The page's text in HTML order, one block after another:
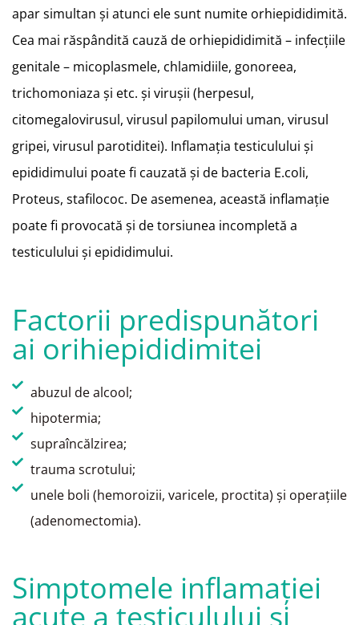
apar simultan şi atunci ele sunt numite orhiepididimită.
Cea mai răspândită cauză de orhiepididimită – infecţiile
genitale – micoplasmele, chlamidiile, gonoreea,
trichomoniaza şi etc. şi viruşii (herpesul,
citomegalovirusul, virusul papilomului uman, virusul
gripei, virusul parotiditei). Inflamaţia testiculului şi
epididimului poate fi cauzată şi de bacteria E.coli,
Proteus, stafilococ. De asemenea, această inflamaţie
poate fi provocată şi de torsiunea incompletă a
testiculului şi epididimului.
Factorii predispunători
ai orihiepididimitei
abuzul de alcool;
hipotermia;
supraîncălzirea;
trauma scrotului;
unele boli (hemoroizii, varicele, proctita) şi operaţiile
(adenomectomia).
Simptomele inflamaţiei
acute a testiculului şi